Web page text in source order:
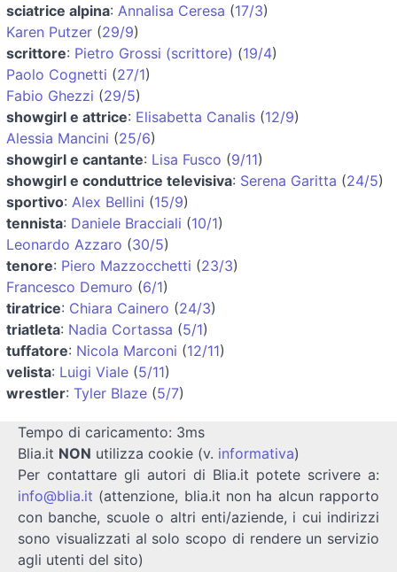
sciatrice alpina: Annalisa Ceresa (17/3)
Karen Putzer (29/9)
scrittore: Pietro Grossi (scrittore) (19/4)
Paolo Cognetti (27/1)
Fabio Ghezzi (29/5)
showgirl e attrice: Elisabetta Canalis (12/9)
Alessia Mancini (25/6)
showgirl e cantante: Lisa Fusco (9/11)
showgirl e conduttrice televisiva: Serena Garitta (24/5)
sportivo: Alex Bellini (15/9)
tennista: Daniele Bracciali (10/1)
Leonardo Azzaro (30/5)
tenore: Piero Mazzocchetti (23/3)
Francesco Demuro (6/1)
tiratrice: Chiara Cainero (24/3)
triatleta: Nadia Cortassa (5/1)
tuffatore: Nicola Marconi (12/11)
velista: Luigi Viale (5/11)
wrestler: Tyler Blaze (5/7)
Tempo di caricamento: 3ms
Blia.it NON utilizza cookie (v. informativa)
Per contattare gli autori di Blia.it potete scrivere a:
info@blia.it (attenzione, blia.it non ha alcun rapporto
con banche, scuole o altri enti/aziende, i cui indirizzi
sono visualizzati al solo scopo di rendere un servizio
agli utenti del sito)